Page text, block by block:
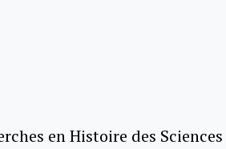
en Histoire des Sciences